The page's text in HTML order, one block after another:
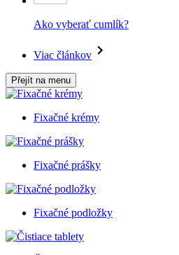
Ako vyberať cumlík?
Viac článkov
Přejít na menu
Fixačné krémy
Fixačné prášky
Fixačné podložky